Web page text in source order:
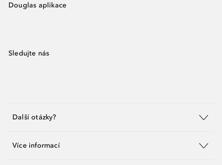
Douglas aplikace
Sledujte nás
Další otázky?
Více informací